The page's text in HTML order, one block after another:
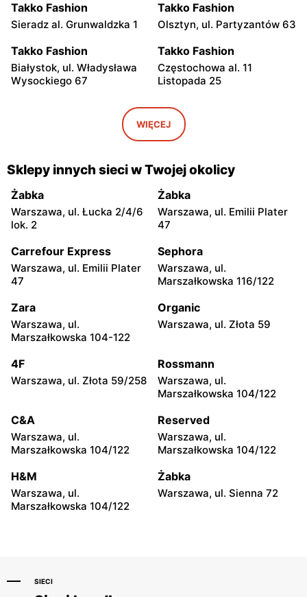
Takko Fashion
Sieradz al. Grunwaldzka 1
Takko Fashion
Olsztyn, ul. Partyzantów 63
Takko Fashion
Białystok, ul. Władysława
Wysockiego 67
Takko Fashion
Częstochowa al. 11
Listopada 25
Kalisz, ul. Młynarska 131
Takko Fashion
Świecie, ul. Cukrowników 1
Mielec, ul. Żeromskiego 15
Kluczbork, ul. Byczyńska
101
Takko Fashion
Wilkowyja, ul. Powstańców
Takko Fashion
Suwałki, ul. Armii Krajowej
Takko Fashion
Tarnowskie Góry, ul.
Takko Fashion
Bochnia, ul. Partyzantów
Takko Fashion
Rzeszów, ul. Płk. Leopolda
Takko Fashion
Takko Fashion
30
Takko Fashion
Knurów, ul. 1 Maja 74
Takko Fashion Takko Fashion
2D
Takko Fashion Takko Fashion
WIĘCEJ
Sklepy innych sieci w Twojej okolicy
Żabka
Warszawa, ul. Łucka 2/4/6
lok. 2
Żabka
Warszawa, ul. Emilii Plater
47
Carrefour Express
Warszawa, ul. Emilii Plater
47
Sephora
Warszawa, ul.
Marszałkowska 116/122
Zara
Warszawa, ul.
Marszałkowska 104-122
Organic
Warszawa, ul. Złota 59
4F
Warszawa, ul. Złota 59/258
Rossmann
Warszawa, ul.
Marszałkowska 104/122
C&A
Warszawa, ul.
Marszałkowska 104/122
Reserved
Warszawa, ul.
Marszałkowska 104/122
H&M
Warszawa, ul.
Marszałkowska 104/122
Żabka
Warszawa, ul. Sienna 72
SIECI